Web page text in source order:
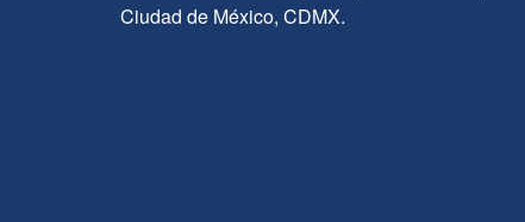
Ciudad de México, CDMX.